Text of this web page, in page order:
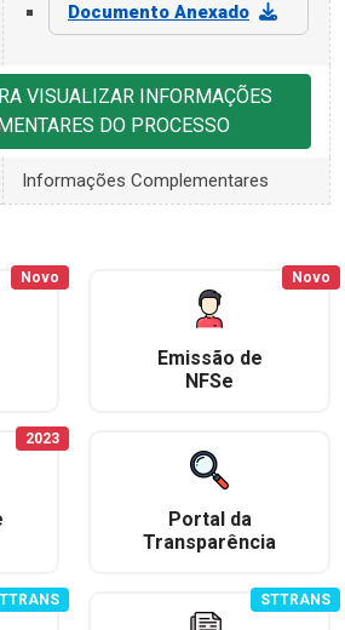
Documento Anexado
VISUALIZAR INFORMAÇÕES
DO PROCESSO
Informações Complementares
Novo
Emissão de
NFSe
Novo
2023
Portal da
Transparência
STTRANS